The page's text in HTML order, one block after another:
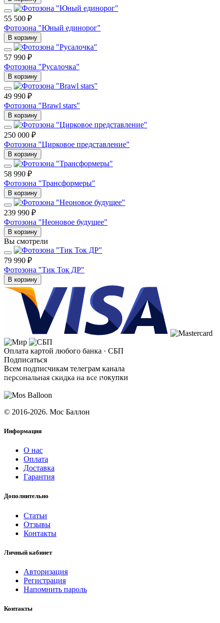
55 500 ₽
Фотозона "Юный единорог"
В корзину
57 990 ₽
Фотозона "Русалочка"
В корзину
49 990 ₽
Фотозона "Brawl stars"
В корзину
250 000 ₽
Фотозона "Цирковое представление"
В корзину
58 990 ₽
Фотозона "Трансформеры"
В корзину
239 990 ₽
Фотозона "Неоновое будущее"
В корзину
Вы смотрели
79 990 ₽
Фотозона "Тик Ток ДР"
В корзину
Оплата картой любого банка · СБП
Подписаться
Всем подписчикам телеграм канала
персональная скидка на все покупки
© 2016-2026. Мос Баллон
Информация
О нас
Оплата
Доставка
Гарантия
Дополнительно
Статьи
Отзывы
Контакты
Личный кабинет
Авторизация
Регистрация
Напомнить пароль
Контакты